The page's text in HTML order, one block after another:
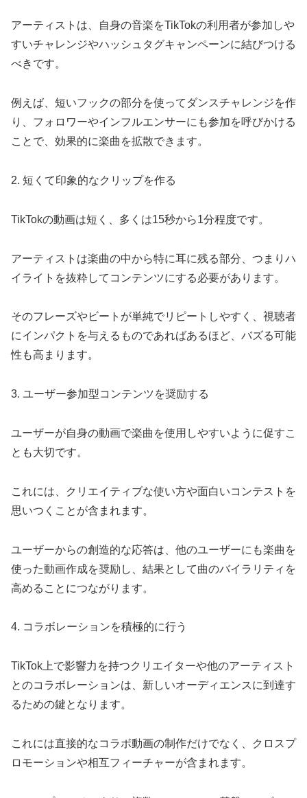
アーティストは、自身の音楽をTikTokの利用者が参加しや
すいチャレンジやハッシュタグキャンペーンに結びつける
べきです。
例えば、短いフックの部分を使ってダンスチャレンジを作
り、フォロワーやインフルエンサーにも参加を呼びかける
ことで、効果的に楽曲を拡散できます。
2. 短くて印象的なクリップを作る
TikTokの動画は短く、多くは15秒から1分程度です。
アーティストは楽曲の中から特に耳に残る部分、つまりハ
イライトを抜粋してコンテンツにする必要があります。
そのフレーズやビートが単純でリピートしやすく、視聴者
にインパクトを与えるものであればあるほど、バズる可能
性も高まります。
3. ユーザー参加型コンテンツを奨励する
ユーザーが自身の動画で楽曲を使用しやすいように促すこ
とも大切です。
これには、クリエイティブな使い方や面白いコンテストを
思いつくことが含まれます。
ユーザーからの創造的な応答は、他のユーザーにも楽曲を
使った動画作成を奨励し、結果として曲のバイラリティを
高めることにつながります。
4. コラボレーションを積極的に行う
TikTok上で影響力を持つクリエイターや他のアーティスト
とのコラボレーションは、新しいオーディエンスに到達す
るための鍵となります。
これには直接的なコラボ動画の制作だけでなく、クロスプ
ロモーションや相互フィーチャーが含まれます。